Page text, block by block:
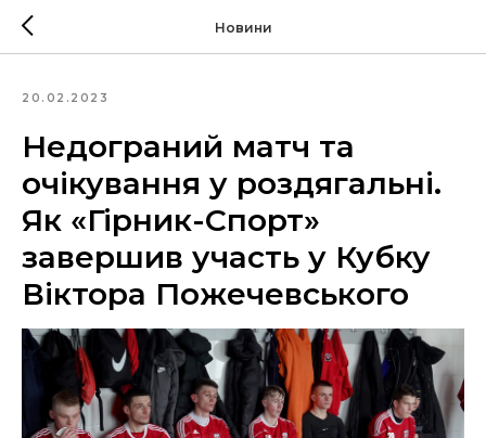
Новини
20.02.2023
Недограний матч та
очікування у роздягальні.
Як «Гірник-Спорт»
завершив участь у Кубку
Віктора Пожечевського